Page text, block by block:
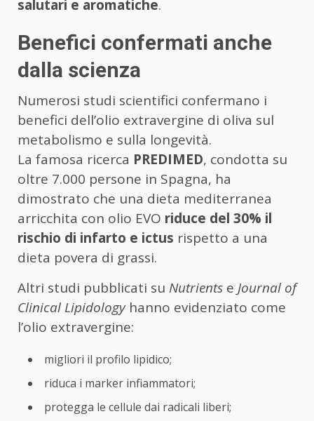
salutari e aromatiche.
Benefici confermati anche
dalla scienza
Numerosi studi scientifici confermano i
benefici dell’olio extravergine di oliva sul
metabolismo e sulla longevità.
La famosa ricerca PREDIMED, condotta su
oltre 7.000 persone in Spagna, ha
dimostrato che una dieta mediterranea
arricchita con olio EVO riduce del 30% il
rischio di infarto e ictus rispetto a una
dieta povera di grassi.
Altri studi pubblicati su Nutrients e Journal of
Clinical Lipidologyhanno evidenziato come
l’olio extravergine:
migliori il profilo lipidico;
riduca i marker infiammatori;
protegga le cellule dai radicali liberi;